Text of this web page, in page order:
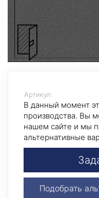
Артикул:
В данный момент
производства. Вы
нашем сайте и мы
альтернативные
Подобрать